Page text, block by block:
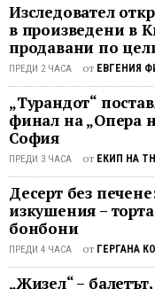
Изследовател
в произведени в
продавани по
ПРЕДИ 2 ЧАСА от ЕВГЕНИЯ
„Турандот“
финал на „Опера
София
ПРЕДИ 3 ЧАСА от ЕКИП НА
Десерт без
изкушения –
бонбони
ПРЕДИ 4 ЧАСА от ГЕРГАНА
„Жизел“ –